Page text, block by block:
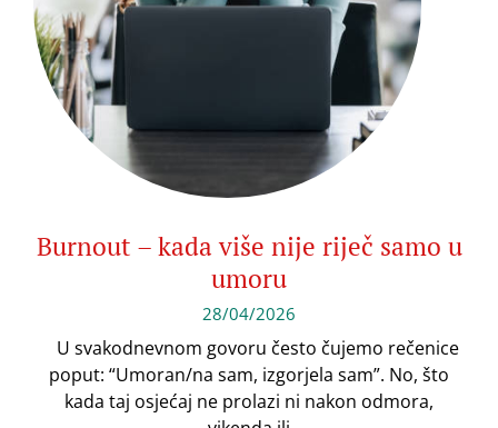
Burnout – kada više nije riječ samo u
umoru
28/04/2026
U svakodnevnom govoru često čujemo rečenice
poput: “Umoran/na sam, izgorjela sam”. No, što
kada taj osjećaj ne prolazi ni nakon odmora,